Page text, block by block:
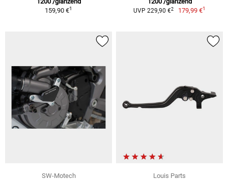
159,90 €1 UVP 229,90 €2 179,99 €1
SW-Motech
Louis Parts